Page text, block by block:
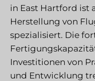
in East Hartford ist
Herstellung von
spezialisiert. Die
Investitionen von
und Entwicklung